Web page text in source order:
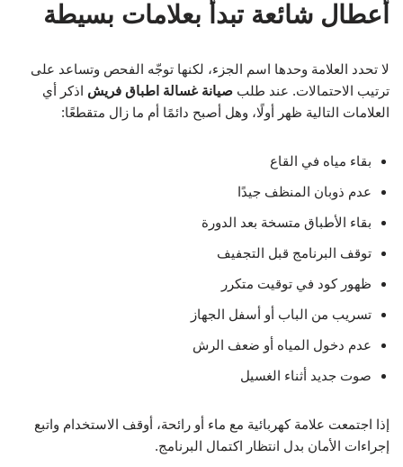
أعطال شائعة تبدأ بعلامات بسيطة
لا تحدد العلامة وحدها اسم الجزء، لكنها توجّه الفحص وتساعد على
ترتيب الاحتمالات. عند طلب صيانة غسالة اطباق فريش اذكر أي
العلامات التالية ظهر أولًا، وهل أصبح دائمًا أم ما زال متقطعًا:
بقاء مياه في القاع
عدم ذوبان المنظف جيدًا
بقاء الأطباق متسخة بعد الدورة
توقف البرنامج قبل التجفيف
ظهور كود في توقيت متكرر
تسريب من الباب أو أسفل الجهاز
عدم دخول المياه أو ضعف الرش
صوت جديد أثناء الغسيل
إذا اجتمعت علامة كهربائية مع ماء أو رائحة، أوقف الاستخدام واتبع
إجراءات الأمان بدل انتظار اكتمال البرنامج.